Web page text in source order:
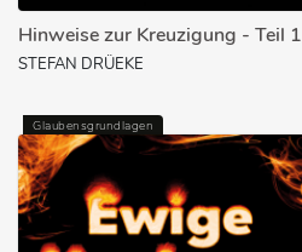
Hinweise zur Kreuzigung - Teil 1
STEFAN DRÜEKE
Glaubensgrundlagen